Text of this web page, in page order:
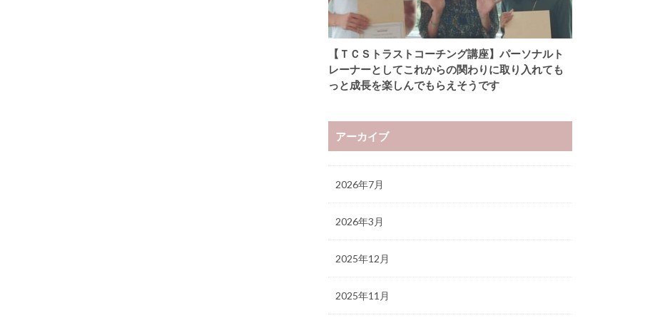
【ＴＣＳトラストコーチング講座】パーソナルト
レーナーとしてこれからの関わりに取り入れても
っと成長を楽しんでもらえそうです
アーカイブ
2026年7月
2026年3月
2025年12月
2025年11月